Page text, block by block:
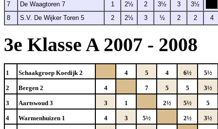
7
De Waagtoren 7 1 2½ 2 3½ 3
3½
8
S.V. De Wijker Toren 5 2 2½ 3 ½ 2 2 4
3e Klasse A 2007 - 2008
1 Schaakgroep Koedijk 2 4 5 4 6½ 5½
2 Bergen 2 4 7 5 5 3½
3 Aartswoud 3 3 1 2½ 5½ 5
4 Warmenhuizen 1 4 3 5½ 2½ 3½